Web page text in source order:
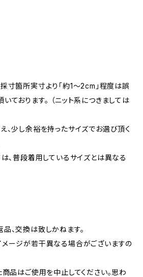
寸箇所実寸より「約1～2cm」程度は誤
ております。 （ニット系につきましては
、少し余裕を持ったサイズでお選び頂く
は、普段着用しているサイズとは異なる
、交換は致しかねます。
メージが若干異なる場合がございますの
商品はご使用を中止してください。思わ